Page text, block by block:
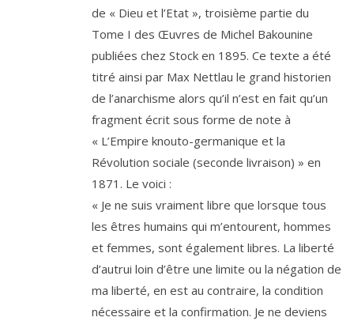
de « Dieu et l’Etat », troi­sième par­tie du
Tome I des Œuvres de Michel Bakounine
publiées chez Stock en 1895. Ce texte a été
titré ain­si par Max Nettlau le grand his­to­rien
de l’a­nar­chisme alors qu’il n’est en fait qu’un
frag­ment écrit sous forme de note à
« L’Empire knou­to-ger­ma­nique et la
Révolution sociale (seconde livrai­son) » en
1871 . Le voici :
« Je ne suis vrai­ment libre que lorsque tous
les êtres humains qui m’en­tourent, hommes
et femmes, sont éga­le­ment libres. La liber­té
d’au­trui loin d’être une limite ou la néga­tion de
ma liber­té, en est au contraire, la condi­tion
néces­saire et la confir­ma­tion. Je ne deviens